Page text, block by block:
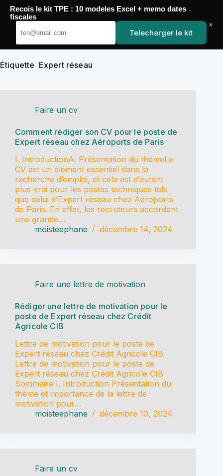
Passer
contenu
YoupiJobs
Étiquette Expert réseau
Faire un cv
Comment rédiger son CV pour le poste de
Expert réseau chez Aéroports de Paris
I. IntroductionA. Présentation du thèmeLe
CV est un élément essentiel dans la
recherche d’emploi, et cela est d’autant
plus vrai pour les postes techniques tels
que celui d’Expert réseau chez Aéroports
de Paris. En effet, les recruteurs accordent
une grande…
moisteephane
décembre 14, 2024
Faire une lettre de motivation
Rédiger une lettre de motivation pour le
poste de Expert réseau chez Crédit
Agricole CIB
Lettre de motivation pour le poste de
Expert réseau chez Crédit Agricole CIB
Lettre de motivation pour le poste de
Expert réseau chez Crédit Agricole CIB
Sommaire I. Introduction Présentation du
thème et importance de la lettre de
motivation pour…
moisteephane
décembre 10, 2024
Faire un cv
Recois le kit TPE : 10 modeles Excel + memo dates
fiscales
Telecharger le kit
×